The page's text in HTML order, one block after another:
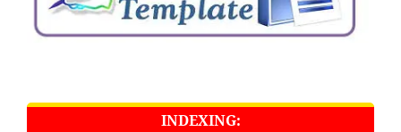
INDEXING: